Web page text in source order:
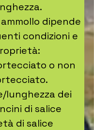
dipende
condizioni e
o non
lunghezza dei
di salice
di salice